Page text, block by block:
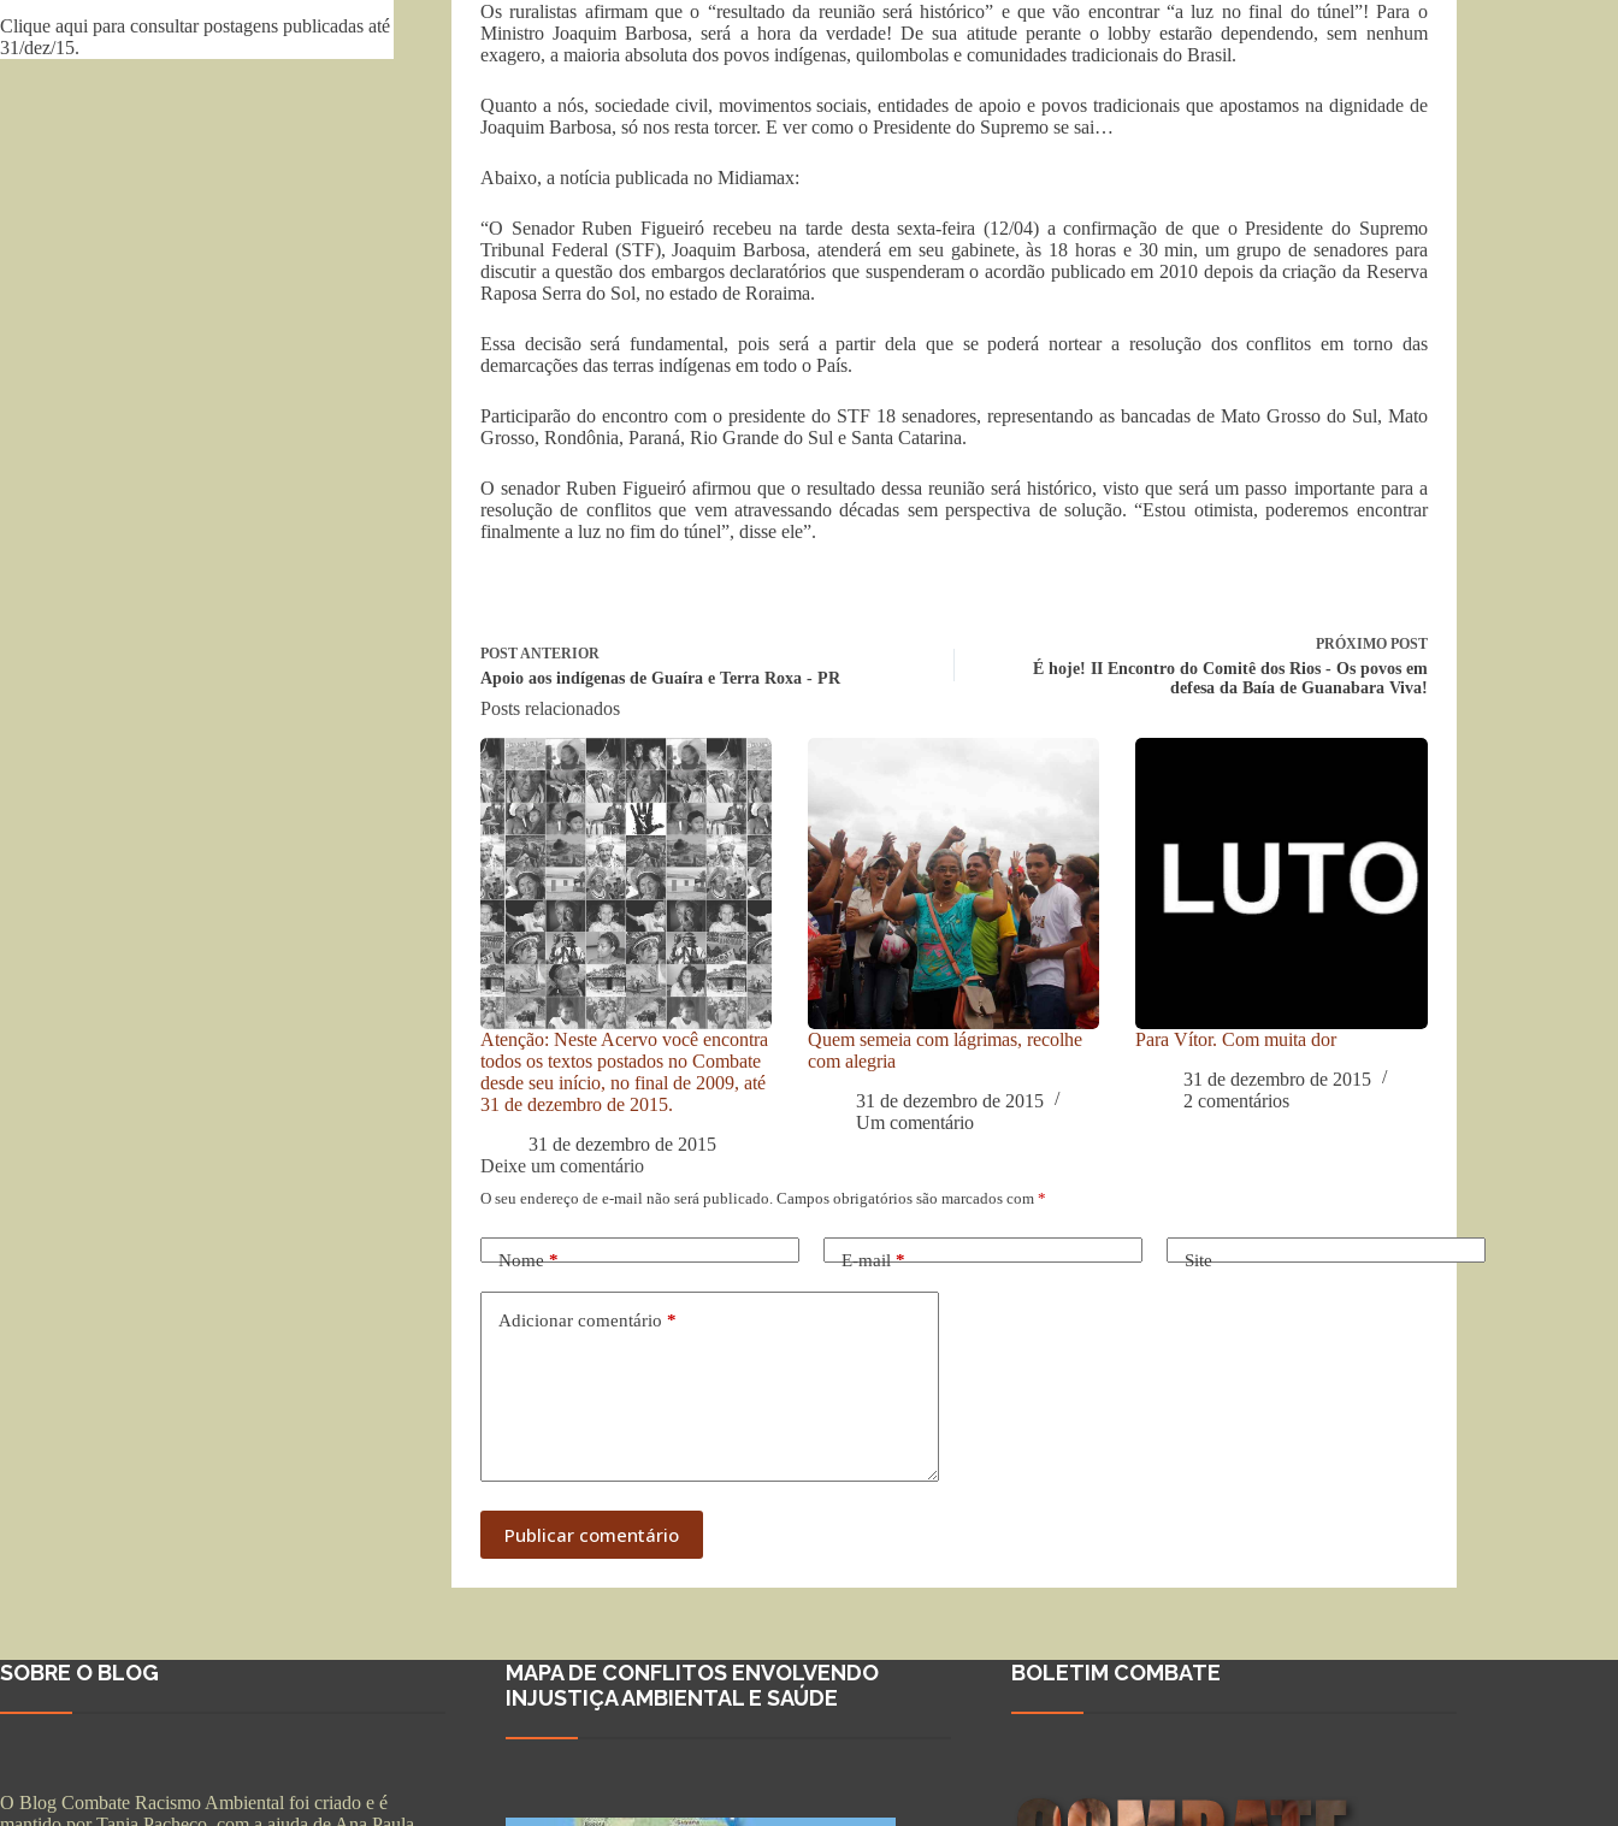
Os ruralistas afirmam que o “resultado da reunião será histórico” e que vão encontrar “a luz no final do túnel”! Para o
Ministro Joaquim Barbosa, será a hora da verdade! De sua atitude perante o lobby estarão dependendo, sem nenhum
exagero, a maioria absoluta dos povos indígenas, quilombolas e comunidades tradicionais do Brasil.
Quanto a nós, sociedade civil, movimentos sociais, entidades de apoio e povos tradicionais que apostamos na dignidade de
Joaquim Barbosa, só nos resta torcer. E ver como o Presidente do Supremo se sai…
Abaixo, a notícia publicada no Midiamax:
“O Senador Ruben Figueiró recebeu na tarde desta sexta-feira (12/04) a confirmação de que o Presidente do Supremo
Tribunal Federal (STF), Joaquim Barbosa, atenderá em seu gabinete, às 18 horas e 30 min, um grupo de senadores para
discutir a questão dos embargos declaratórios que suspenderam o acordão publicado em 2010 depois da criação da Reserva
Raposa Serra do Sol, no estado de Roraima.
Essa decisão será fundamental, pois será a partir dela que se poderá nortear a resolução dos conflitos em torno das
demarcações das terras indígenas em todo o País.
Participarão do encontro com o presidente do STF 18 senadores, representando as bancadas de Mato Grosso do Sul, Mato
Grosso, Rondônia, Paraná, Rio Grande do Sul e Santa Catarina.
O senador Ruben Figueiró afirmou que o resultado dessa reunião será histórico, visto que será um passo importante para a
resolução de conflitos que vem atravessando décadas sem perspectiva de solução. “Estou otimista, poderemos encontrar
finalmente a luz no fim do túnel”, disse ele”.
POSTANTERIOR
Apoio aos indígenas de Guaíra e Terra Roxa - PR
PRÓXIMO POST
É hoje! II Encontro do Comitê dos Rios - Os povos em
defesa da Baía de Guanabara Viva!
Posts relacionados
Atenção: Neste Acervo você encontra
todos os textos postados no Combate
desde seu início, no final de 2009, até
31 de dezembro de 2015.
31 de dezembro de 2015
Quem semeia com lágrimas, recolhe
com alegria
31 de dezembro de 2015
Um comentário
Para Vítor. Com muita dor
31 de dezembro de 2015
2 comentários
Deixe um comentário
O seu endereço de e-mail não será publicado. Campos obrigatórios são marcados com *
Nome* E-mail* Site
Adicionar comentário *
Publicar comentário
Clique aqui para consultar postagens publicadas até
31/dez/15.
SOBRE O BLOG
O Blog Combate Racismo Ambiental foi criado e é
MAPA DE CONFLITOS ENVOLVENDO
INJUSTIÇA AMBIENTAL E SAÚDE
BOLETIM COMBATE